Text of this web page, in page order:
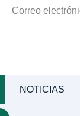
Correo
NOTICIAS